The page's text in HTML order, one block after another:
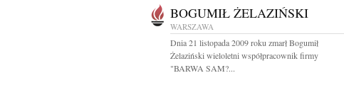
BOGUMIŁ ŻELAZIŃSKI
WARSZAWA
Dnia 21 listopada 2009 roku zmarł Bogumił
Żelaziński wieloletni współpracownik firmy
"BARWA SAM?...